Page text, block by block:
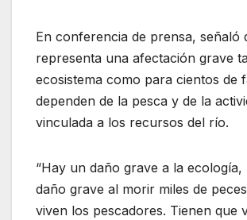
En conferencia de prensa, señaló
representa una afectación grave
ecosistema como para cientos de
dependen de la pesca y de la
vinculada a los recursos del río.
“Hay un daño grave a la
daño grave al morir miles de
viven los pescadores. Tienen que